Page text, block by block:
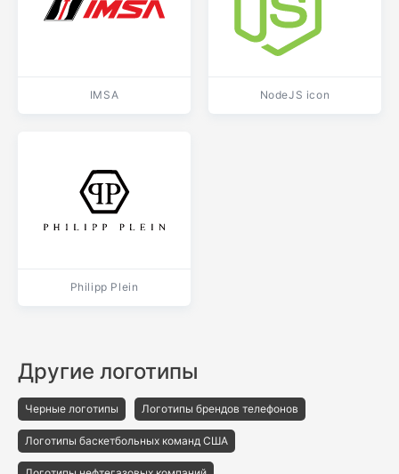
IMSA NodeJS icon
Philipp Plein
Другие логотипы
Черные логотипы Логотипы брендов телефонов
Логотипы баскетбольных команд США